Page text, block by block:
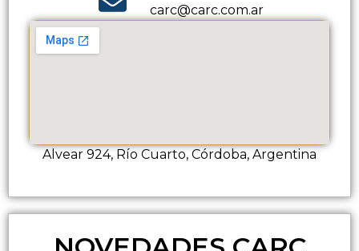
carc@carc.com.ar
Alvear 924, Río Cuarto, Córdoba, Argentina